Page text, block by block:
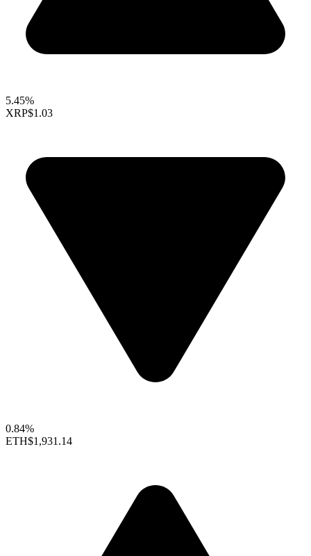
5.45%
XRP$1.03
0.84%
ETH$1,931.14